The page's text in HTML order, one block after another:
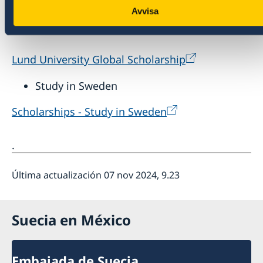
Avvisa
Scholarships for fee-paying students |
University of Gothenburg (gu.se)
Lund University Global Scholarship
Study in Sweden
Scholarships - Study in Sweden
.
Última actualización 07 nov 2024, 9.23
Suecia en México